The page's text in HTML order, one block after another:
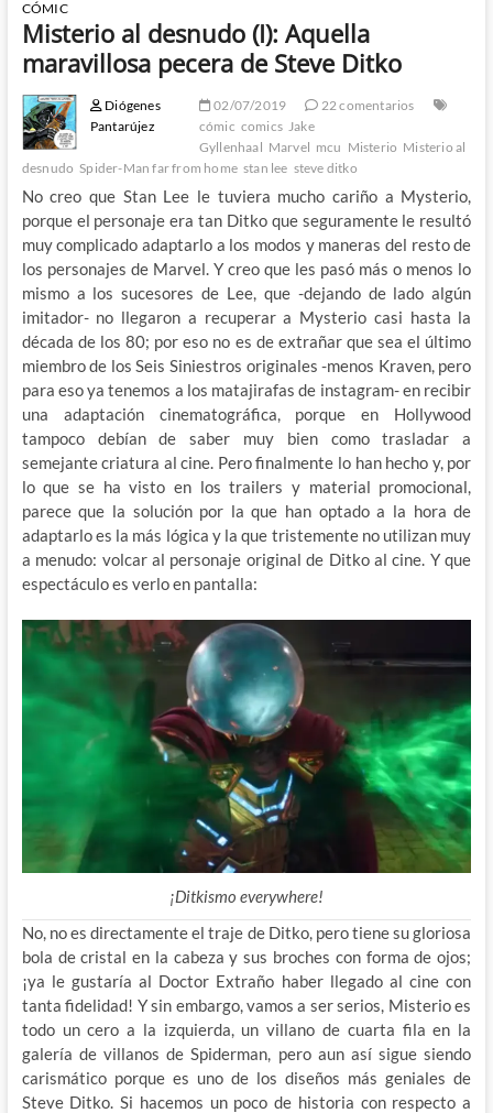
CÓMIC
Misterio al desnudo (I): Aquella
maravillosa pecera de Steve Ditko
Diógenes
Pantarújez
02/07/2019
22 comentarios
cómic comics Jake
Gyllenhaal Marvel mcu Misterio Misterio al
desnudo Spider-Man far from home stan lee steve ditko
No creo que Stan Lee le tuviera mucho cariño a Mysterio,
porque el personaje era tan Ditko que seguramente le resultó
muy complicado adaptarlo a los modos y maneras del resto de
los personajes de Marvel. Y creo que les pasó más o menos lo
mismo a los sucesores de Lee, que -dejando de lado algún
imitador- no llegaron a recuperar a Mysterio casi hasta la
década de los 80; por eso no es de extrañar que sea el último
miembro de los Seis Siniestros originales -menos Kraven, pero
para eso ya tenemos a los matajirafas de instagram- en recibir
una adaptación cinematográfica, porque en Hollywood
tampoco debían de saber muy bien como trasladar a
semejante criatura al cine. Pero finalmente lo han hecho y, por
lo que se ha visto en los trailers y material promocional,
parece que la solución por la que han optado a la hora de
adaptarlo es la más lógica y la que tristemente no utilizan muy
a menudo: volcar al personaje original de Ditko al cine. Y que
espectáculo es verlo en pantalla:
¡Ditkismo everywhere!
No, no es directamente el traje de Ditko, pero tiene su gloriosa
bola de cristal en la cabeza y sus broches con forma de ojos;
¡ya le gustaría al Doctor Extraño haber llegado al cine con
tanta fidelidad! Y sin embargo, vamos a ser serios, Misterio es
todo un cero a la izquierda, un villano de cuarta fila en la
galería de villanos de Spiderman, pero aun así sigue siendo
carismático porque es uno de los diseños más geniales de
Steve Ditko. Si hacemos un poco de historia con respecto a